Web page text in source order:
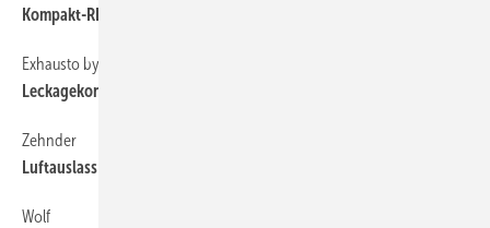
Kompakt-RLT-Gerät für Schullüftung
Exhausto by Aldes
Leckagekontrolle für Rotor-RLT-Geräte
Zehnder
Luftauslass für Kühl- und Heizdecken
Wolf